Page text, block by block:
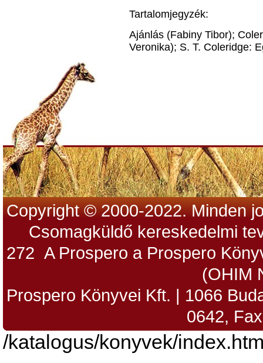
Tartalomjegyzék:
Ajánlás (Fabiny Tibor);
Veronika); S. T. Coleridge:
Copyright © 2000-2022. Minden
Csomagküldő kereskedelmi
272 A Prospero a Prospero
(OHIM
Prospero Könyvei Kft. | 1066
0642,
/katalogus/konyvek/